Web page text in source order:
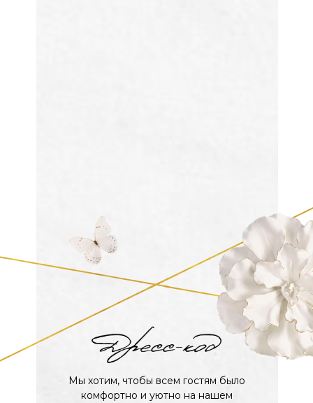
Мы хотим, чтобы всем гостям было
комфортно и уютно на нашем